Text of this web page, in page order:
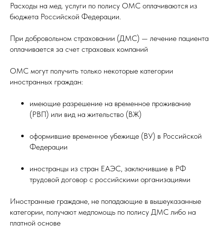
Расходы на мед. услуги по полису ОМС оплачиваются из
бюджета Российской Федерации.
При добровольном страховании (ДМС) — лечение пациента
оплачивается за счет страховых компаний
ОМС могут получить только некоторые категории
иностранных граждан:
имеющие разрешение на временное проживание
(РВП) или вид на жительство (ВЖ)
оформившие временное убежище (ВУ) в Российской
Федерации
иностранцы из стран ЕАЭС, заключившие в РФ
трудовой договор с российскими организациями
Иностранные граждане, не попадающие в вышеуказанные
категории, получают медпомощь по полису ДМС либо на
платной основе